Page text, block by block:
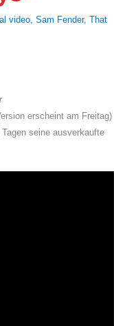
video, Sam Fender, That
erscheint am Freitag)
seine ausverkaufte